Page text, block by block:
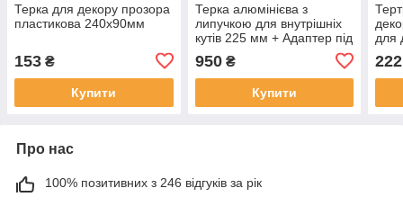
Терка для декору прозора
пластикова 240х90мм
153 ₴
Купити
Терка алюмінієва з
липучкою для внутрішніх
кутів 225 мм + Адаптер під
950₴
Купити
для
222
Про нас
100% позитивних з 246 відгуків за рік